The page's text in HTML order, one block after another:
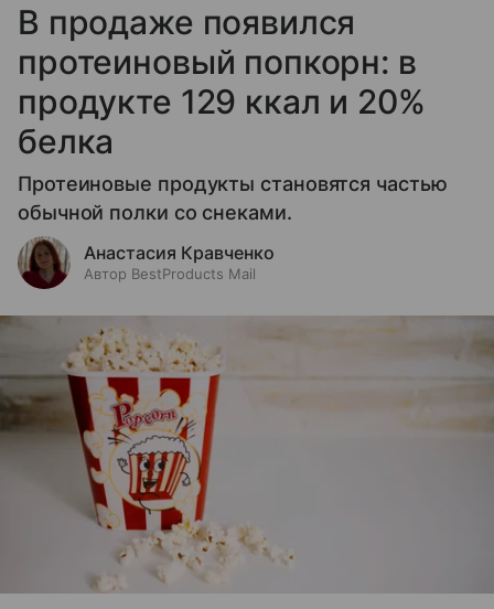
В продаже появился
протеиновый попкорн: в
продукте 129 ккал и 20%
белка
Протеиновые продукты становятся частью
обычной полки со снеками.
Анастасия Кравченко
Автор BestProducts Mail